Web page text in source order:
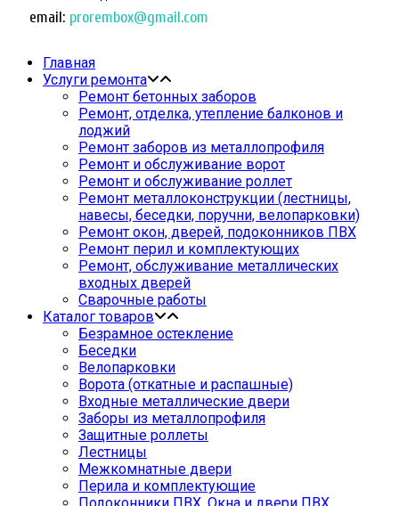
email: prorembox@gmail.com
Главная
Услуги ремонта
Ремонт бетонных заборов
Ремонт, отделка, утепление балконов и
лоджий
Ремонт заборов из металлопрофиля
Ремонт и обслуживание ворот
Ремонт и обслуживание роллет
Ремонт металлоконструкции (лестницы,
навесы, беседки, поручни, велопарковки)
Ремонт окон, дверей, подоконников ПВХ
Ремонт перил и комплектующих
Ремонт, обслуживание металлических
входных дверей
Сварочные работы
Каталог товаров
Безрамное остекление
Беседки
Велопарковки
Ворота (откатные и распашные)
Входные металлические двери
Заборы из металлопрофиля
Защитные роллеты
Лестницы
Межкомнатные двери
Перила и комплектующие